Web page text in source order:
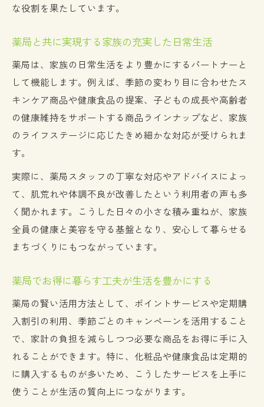
な役割を果たしています。
薬局と共に実現する家族の充実した日常生活
薬局は、家族の日常生活をより豊かにするパートナーと
して機能します。例えば、季節の変わり目に合わせたス
キンケア商品や健康食品の提案、子どもの成長や高齢者
の健康維持をサポートする商品ラインナップなど、家族
のライフステージに応じたきめ細かな対応が受けられま
す。
実際に、薬局スタッフの丁寧な対応やアドバイスによっ
て、肌荒れや体調不良が改善したという利用者の声も多
く聞かれます。こうした日々の小さな積み重ねが、家族
全員の健康と美容を守る基盤となり、安心して暮らせる
まちづくりにもつながっています。
薬局でお得に暮らす工夫が生活を豊かにする
薬局の賢い活用方法として、ポイントサービスや定期購
入割引の利用、季節ごとのキャンペーンを活用すること
で、家計の負担を減らしつつ必要な商品をお得に手に入
れることができます。特に、化粧品や健康食品は定期的
に購入するものが多いため、こうしたサービスを上手に
使うことが生活の質向上につながります。